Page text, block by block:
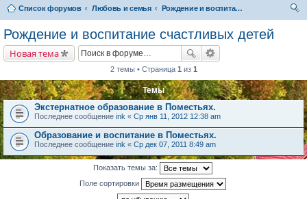
Список форумов Любовь и семья
Рождение и воспитание счастливых детей
Рождение и воспитание счастливых детей
Новая тема
2 темы • Страница 1 из 1
Темы
Экстернатное образование в Поместьях.
Последнее сообщение ink « Ср янв 11, 2012 12:38 am
Образование и воспитание в Поместьях.
Последнее сообщение ink « Ср дек 07, 2011 8:49 am
Показать темы за:
Поле сортировки